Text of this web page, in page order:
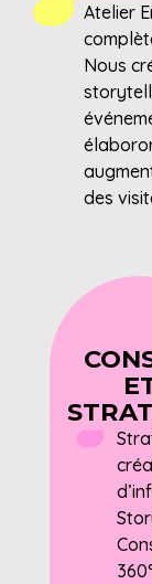
Atelier
Nous
des